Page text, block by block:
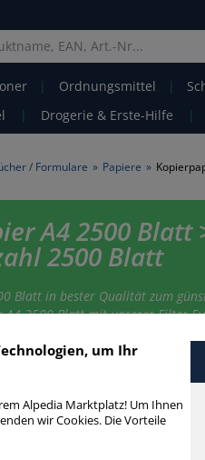
| Ordnungsmittel |
| Drogerie & Erste-Hilfe |
/ Formulare » Papiere »
A4 2500 Blatt
2500 Blatt
Blatt in bester Qualität zum
A4 2500 Blatt mit unserer Filter-
Blatt
um Ihr
Alpedia Marktplatz! Um Ihnen
wir Cookies. Die Vorteile